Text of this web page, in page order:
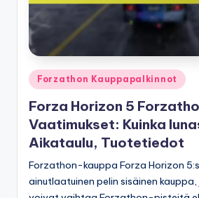
Posted
in
Forzathon Kauppapalkinnot
Forza Horizon 5
Vaatimukset: Kuinka
Aikataulu, Tuotetiedot
Forzathon-kauppa Forza Horizon
ainutlaatuinen pelin sisäinen